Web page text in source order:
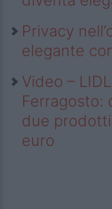
Privacy
elegante
Video –
Ferragosto:
due
euro